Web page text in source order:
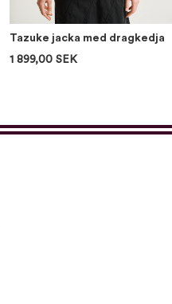
Tazuke jacka med dragkedja
1 899,00 SEK